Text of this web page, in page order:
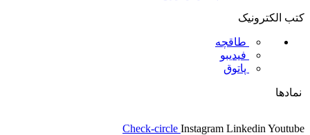
کتب الکترونیک
طاقچه
فیدیبو
پاتوق
نمادها
Check-circle Instagram Linkedin Youtube